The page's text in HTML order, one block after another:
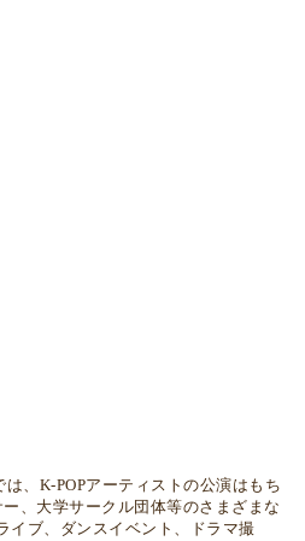
、K-POPアーティストの公演はもち
、大学サークル団体等のさまざまな
イブ、ダンスイベント、ドラマ撮